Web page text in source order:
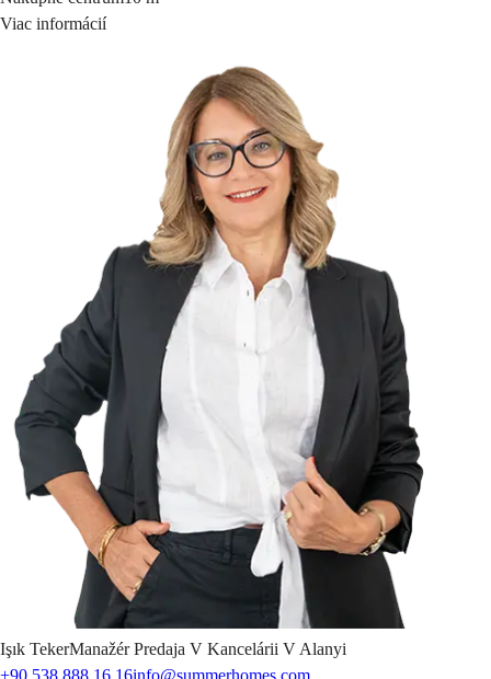
Viac informácií
Işık TekerManažér Predaja V Kancelárii V Alanyi
+90 538 888 16 16info@summerhomes.com